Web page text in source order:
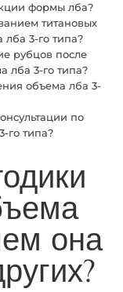
формы лба?
титановых
3-го типа?
рубцов после
лба 3-го типа?
объема лба 3-
по
го типа?
она